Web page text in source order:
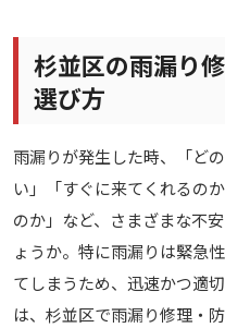
杉並区の雨漏り
選び方
雨漏りが発生した時、「ど
い」「すぐに来てくれるの
のか」など、さまざまな不
ょうか。特に雨漏りは緊急
てしまうため、迅速かつ適
は、杉並区で雨漏り修理・